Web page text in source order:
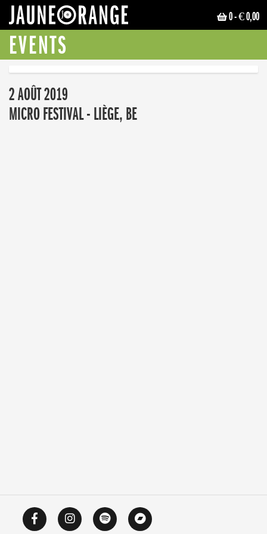
0- € 0,00
EVENTS
2 AOÛT 2019
MICRO FESTIVAL - LIÈGE, BE